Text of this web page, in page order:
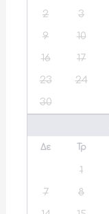
2
3
9
10
16
17
23
24
30
Δε Τρ
1
7
8